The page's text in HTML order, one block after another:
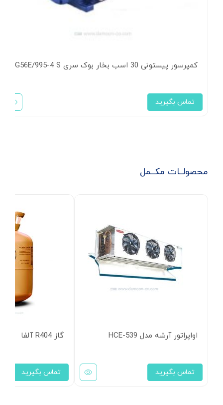
کمپرسور پیستونی 30 اسب بخار بوک سری HG56E/995-4 S
تماس بگیرید
محصولــات مکــمل
اواپراتور آرشه مدل HCE-539
تماس بگیرید
گاز R404 آلفا
تماس بگیرید